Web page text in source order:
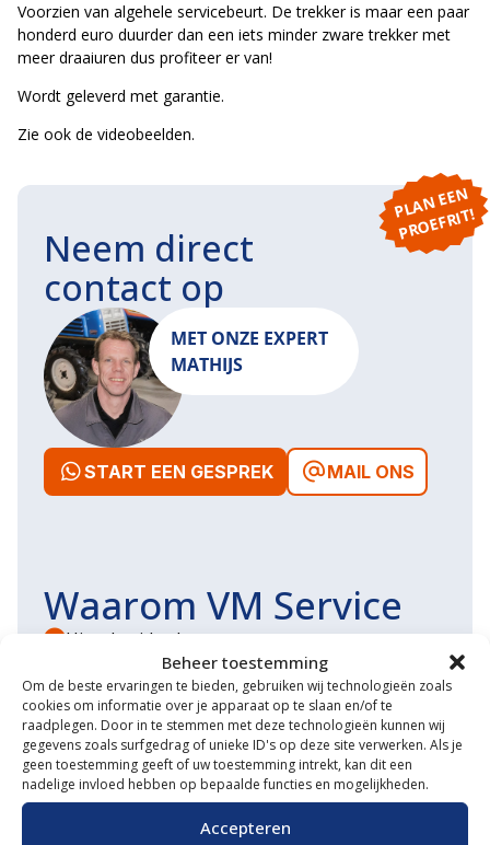
Beheer toestemming
Om de beste ervaringen te bieden, gebruiken wij technologieën zoals
cookies om informatie over je apparaat op te slaan en/of te
raadplegen. Door in te stemmen met deze technologieën kunnen wij
gegevens zoals surfgedrag of unieke ID's op deze site verwerken. Als je
geen toestemming geeft of uw toestemming intrekt, kan dit een
nadelige invloed hebben op bepaalde functies en mogelijkheden.
Accepteren
Voorzien van algehele servicebeurt. De trekker is maar een paar
honderd euro duurder dan een iets minder zware trekker met
meer draaiuren dus profiteer er van!
Wordt geleverd met garantie.
Zie ook de videobeelden.
P
L
A
N
E
E
N
P
R
O
E
F
RI
T!
Neem direct
contact op
MET ONZE EXPERT
MATHIJS
START EEN GESPREK MAIL ONS
Waarom VM Service
Uitgebreide showroom
Eigen transportservice
Gespecialiseerde werkplaats
Diverse aanbouwwerktuigen